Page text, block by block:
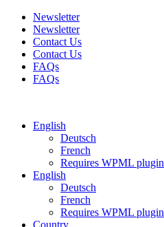
Newsletter
Newsletter
Contact Us
Contact Us
FAQs
FAQs
English
Deutsch
French
Requires WPML plugin
English
Deutsch
French
Requires WPML plugin
Country